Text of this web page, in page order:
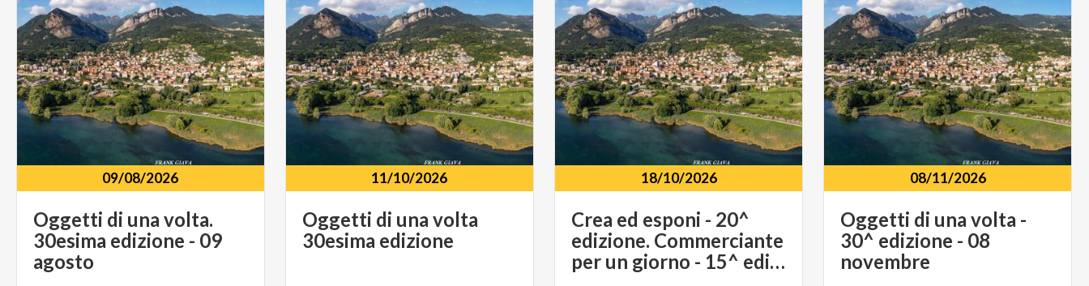
09/08/2026
Oggetti di una volta.
30esima edizione - 09
agosto
11/10/2026
Oggetti di una volta
30esima edizione
18/10/2026
Crea ed esponi - 20^
edizione. Commerciante
per un giorno - 15^ edizione - 18 ottobre
08/11/2026
Oggetti di una volta -
30^ edizione - 08
novembre